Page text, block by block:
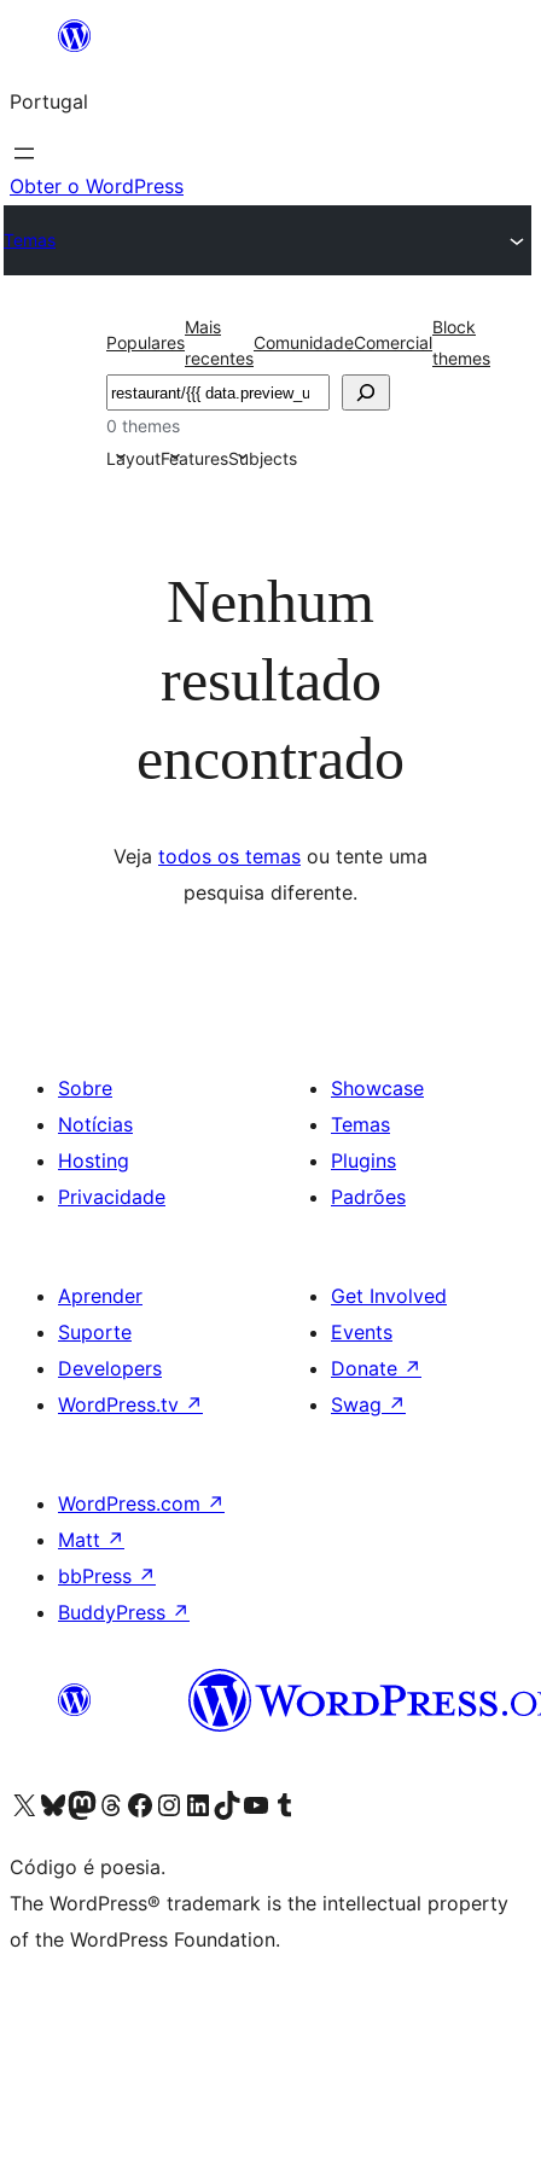
Saltar
o
conteúdo
Portugal
Obter o WordPress
Temas
Populares
Mais
recentes
ComunidadeComercial
Block
themes
Pesquisar
0 themes
LayoutFeaturesSubjects
Nenhum
resultado
encontrado
Veja todos os temas ou tente uma
pesquisa diferente.
Sobre
Notícias
Hosting
Privacidade
Showcase
Temas
Plugins
Padrões
Aprender
Suporte
Developers
WordPress.tv ↗
Get Involved
Events
Donate ↗
Swag ↗
WordPress.com ↗
Matt ↗
bbPress ↗
BuddyPress ↗
Visite a nossa conta X (antigo Twitter)
Visit our Bluesky account
Visit our Mastodon account
Visit our Threads account
Visite a nossa página do Facebook
Visite a nossa conta no Instagram
Visite a nossa conta no LinkedIn
Visit our TikTok account
Visit our YouTube channel
Visit our Tumblr account
Código é poesia.
The WordPress® trademark is the intellectual property
of the WordPress Foundation.